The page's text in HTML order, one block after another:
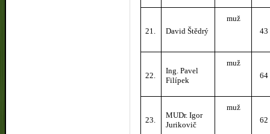
21. David Štědrý
muž
43
22.
Ing. Pavel
Filípek
muž
64
23.
MUDr. Igor
Jurikovič
muž
62